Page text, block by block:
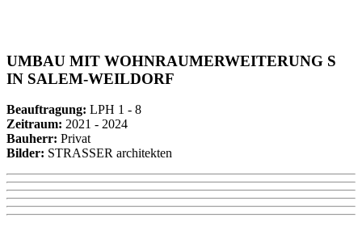
UMBAU MIT WOHNRAUMERWEITERUNG S
IN SALEM-WEILDORF
Beauftragung: LPH 1 - 8
Zeitraum: 2021 - 2024
Bauherr: Privat
Bilder: STRASSER architekten